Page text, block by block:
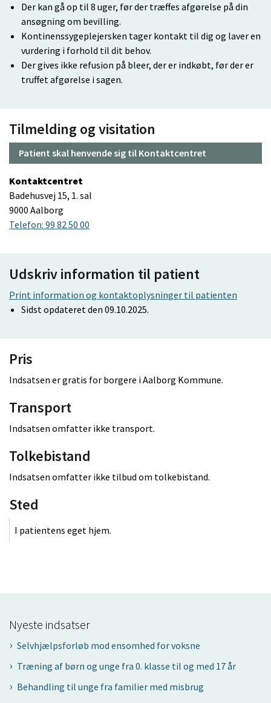
Der kan gå op til 8 uger, før der træffes afgørelse på din
ansøgning om bevilling.
Kontinenssygeplejersken tager kontakt til dig og laver en
vurdering i forhold til dit behov.
Der gives ikke refusion på bleer, der er indkøbt, før der er
truffet afgørelse i sagen.
Tilmelding og visitation
Patient skal henvende sig til Kontaktcentret
Kontaktcentret
Badehusvej 15, 1. sal
9000 Aalborg
Telefon: 99 82 50 00
Udskriv information til patient
Print information og kontaktoplysninger til patienten
Sidst opdateret den 09.10.2025.
Pris
Indsatsen er gratis for borgere i Aalborg Kommune.
Transport
Indsatsen omfatter ikke transport.
Tolkebistand
Indsatsen omfatter ikke tilbud om tolkebistand.
Sted
I patientens eget hjem.
Nyeste indsatser
Selvhjælpsforløb mod ensomhed for voksne
Træning af børn og unge fra 0. klasse til og med 17 år
Behandling til unge fra familier med misbrug